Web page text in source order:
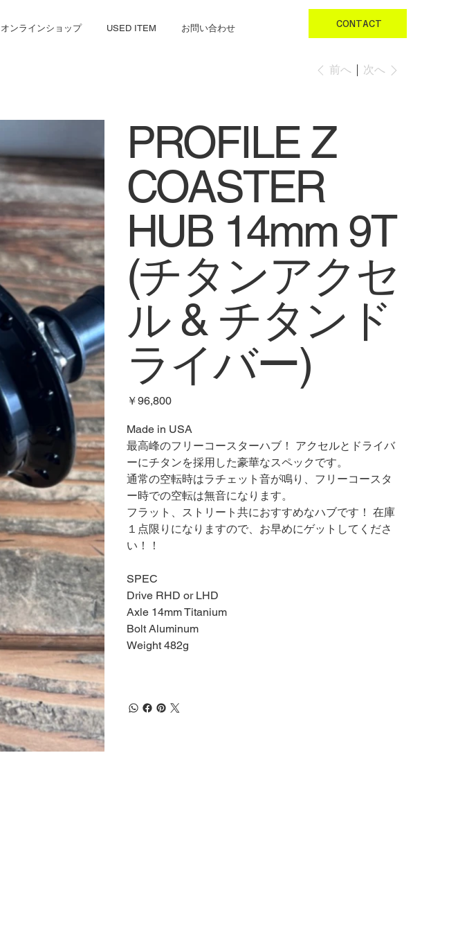
オンラインショップ USED ITEM お問い合わせ CONTACT
前へ 次へ
PROFILE Z
COASTER
HUB 14mm 9T
(チタンアクセ
ル & チタンド
ライバー)
価￥96,800
Made in USA
最高峰のフリーコースターハブ！ アクセルとドライバ
ーにチタンを採用した豪華なスペックです。
通常の空転時はラチェット音が鳴り、フリーコースタ
ー時での空転は無音になります。
フラット、ストリート共におすすめなハブです！ 在庫
１点限りになりますので、お早めにゲットしてくださ
い！！
SPEC
Drive RHD or LHD
Axle 14mm Titanium
Bolt Aluminum
Weight 482g